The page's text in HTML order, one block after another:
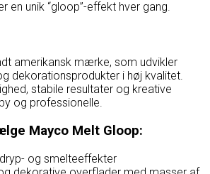
en unik “gloop”-effekt hver gang.
amerikansk mærke, som udvikler
dekorationsprodukter i høj kvalitet.
stabile resultater og kreative
og professionelle.
Mayco Melt Gloop:
og smelteeffekter